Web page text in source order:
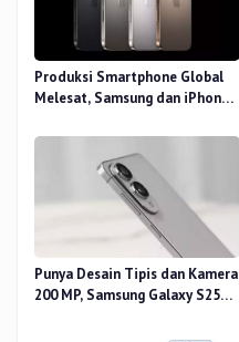
Produksi Smartphone Global
Melesat, Samsung dan iPhone
Punya Desain Tipis dan Kamera
200 MP, Samsung Galaxy S25